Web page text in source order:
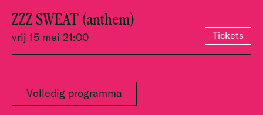
ZZZ SWEAT (anthem)
vrij 15 mei 21:00 Tickets
Volledig programma